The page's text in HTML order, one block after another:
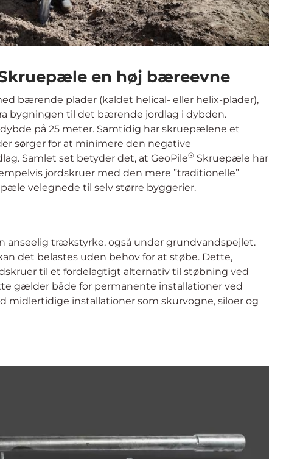
gælder både for permanente installationer ved
midlertidige installationer som skurvogne, siloer og